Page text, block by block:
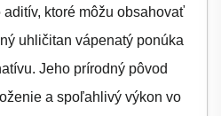
ktoré môžu obsahovať
uhličitan vápenatý ponúka
Jeho prírodný pôvod
a spoľahlivý výkon vo